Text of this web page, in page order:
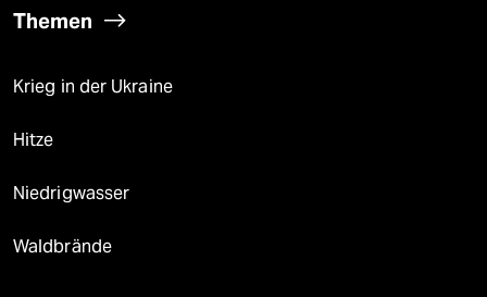
Themen
Krieg in der Ukraine
Hitze
Niedrigwasser
Waldbrände